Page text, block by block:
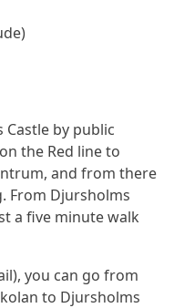
Castle by public
the Red line to
and from there
From Djursholms
a five minute walk
you can go from
to Djursholms